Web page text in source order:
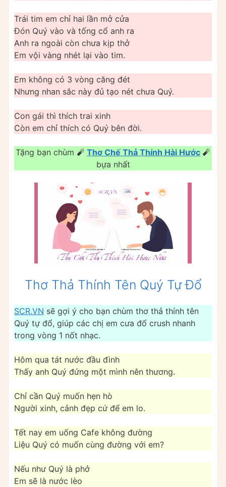
Trái tim em chỉ hai lần mở cửa
Đón Quý vào và tống cổ anh ra
Anh ra ngoài còn chưa kịp thở
Em vội vàng nhét lại vào tim.
Em không có 3 vòng căng đét
Nhưng nhan sắc này đủ tạo nét chưa Quý.
Con gái thì thích trai xinh
Còn em chỉ thích có Quý bên đời.
Tặng bạn chùm 🧨️ Thơ Chế Thả Thính Hài Hước 🧨️
bựa nhất
Thơ Thả Thính Tên Quý Tự Đổ
SCR.VN sẽ gợi ý cho bạn chùm thơ thả thính tên
Quý tự đổ, giúp các chị em cưa đổ crush nhanh
trong vòng 1 nốt nhạc.
Hôm qua tát nước đầu đình
Thấy anh Quý đứng một mình nên thương.
Chỉ cần Quý muốn hẹn hò
Người xinh, cảnh đẹp cứ để em lo.
Tết nay em uống Cafe không đường
Liệu Quý có muốn cùng đường với em?
Nếu như Quý là phở
Em sẽ là nước lèo